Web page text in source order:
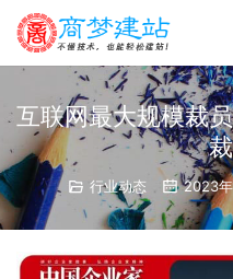
互联网最大规模裁
行业动态 2023年